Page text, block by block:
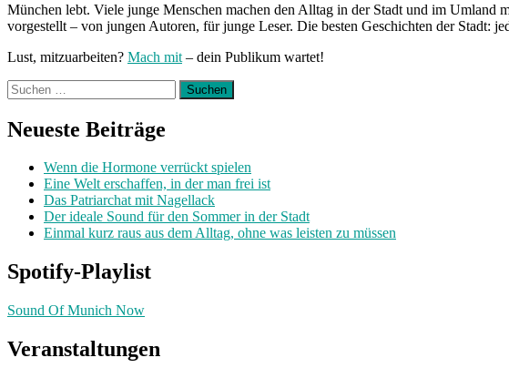
München lebt. Viele junge Menschen machen den Alltag in der Stadt und im Umland
vorgestellt – von jungen Autoren, für junge Leser. Die besten Geschichten der Stadt:
Lust, mitzuarbeiten? Mach mit – dein Publikum wartet!
Suchen
nach:
Neueste Beiträge
Wenn die Hormone verrückt spielen
Eine Welt erschaffen, in der man frei ist
Das Patriarchat mit Nagellack
Der ideale Sound für den Sommer in der Stadt
Einmal kurz raus aus dem Alltag, ohne was leisten zu müssen
Spotify-Playlist
Sound Of Munich Now
Veranstaltungen